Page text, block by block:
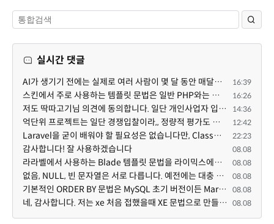
실시간 댓글
AI가 생기기 전에는 실제로 여러 사람이 몇 달 동안 매달려야 하는 프로젝트였는데... 이제는 한두 명이 쳐... 16:39
스킨에서 주로 사용하는 템플릿 문법은 일반 PHP와는 다른 고유의 문법이라고 부를 만한 여지가 있습니다. ... 16:26
저도 딱따고기님 의견에 동의합니다. 일단 개인사업자 입장에서 억단위 프로젝트를 진행하면 요구사항도 빡... 14:36
억단위 프로젝트는 일단 경쟁입찰이라,, 정량적 평가도 중요합니다. 그래서 많은 고급인력을 보유할수록 유... 12:42
Laravel을 굳이 배워야 할 필요성은 없습니다만, Class기반의 객체 지향 프로그래밍과, PSR-4라는 Composer... 22:23
감사합니다! 잘 사용하겠습니다 08.08
라라벨에서 사용하는 Blade 템플릿 문법을 라이믹스에서도 일부분 도입하였는데, 양쪽의 템플릿 매뉴얼 분량... 08.08
없음, NULL, 빈 문자열은 서로 다릅니다. 예전에는 대충 써도 서로 통용되었지만, 그것 때문에 버그나 보안... 08.08
기본적인 ORDER BY 문법은 MySQL 초기 버전이든 MariaDB 최신 버전이든 차이가 없습니다. 라이믹스 게시판에... 08.08
네, 감사합니다. 저는 xe 처음 접했을때 XE 문법으로 만들었다고 해서 xe코드들이 php와 전혀 다른것 같이 ... 08.08